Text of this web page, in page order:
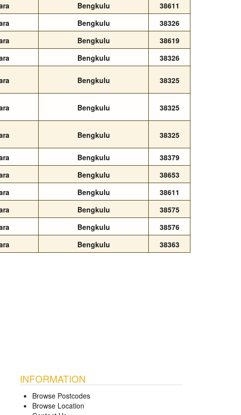
Bengkulu
38611
Bengkulu
38326
Bengkulu
38619
Bengkulu 38326
Bengkulu 38325
Bengkulu 38325
Bengkulu 38325
Bengkulu
38379
Bengkulu
38653
Bengkulu
38611
Bengkulu
38575
Bengkulu
38576
Bengkulu 38363
INFORMATION
Browse Postcodes
Browse Location